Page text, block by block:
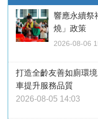
響應永續
燒」政策
2026-08-06
打造全齡友善如廁環
車提升服務品質
2026-08-05 14:03